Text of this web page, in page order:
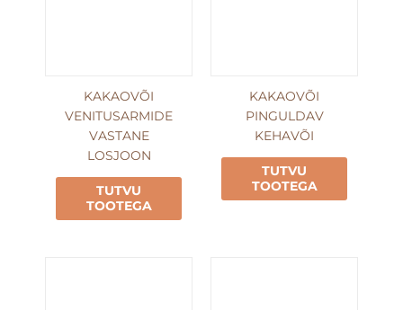
KAKAOVÕI
VENITUSARMIDE
VASTANE
LOSJOON
TUTVU
TOOTEGA
KAKAOVÕI
PINGULDAV
KEHAVÕI
TUTVU
TOOTEGA